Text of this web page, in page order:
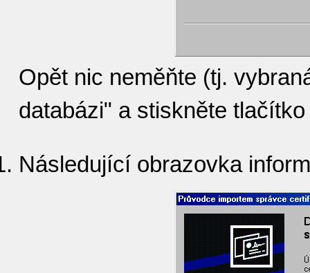
Opět nic neměňte (tj.
databázi" a stiskněte
Následující obrazovka